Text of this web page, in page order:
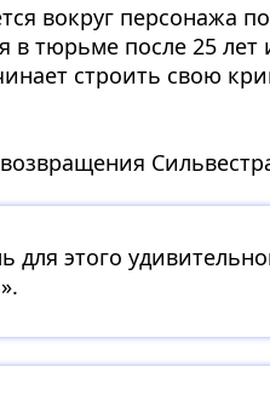
вокруг персонажа
в тюрьме после 25
строить свою
для этого